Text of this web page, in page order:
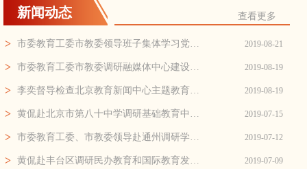
新闻动态 查看更多
> 市委教育工委市教委领导班子集体学习党史、新中国史 2019-08-21
> 市委教育工委市教委调研融媒体中心建设，抓好整改落实 2019-08-19
> 李奕督导检查北京教育新闻中心主题教育对照党章党... 2019-08-19
> 黄侃赴北京市第八十中学调研基础教育中外人文交流工作 2019-07-15
> 市委教育工委、市教委领导赴通州调研学校建设情况 2019-07-12
> 黄侃赴丰台区调研民办教育和国际教育发展情况 2019-07-09